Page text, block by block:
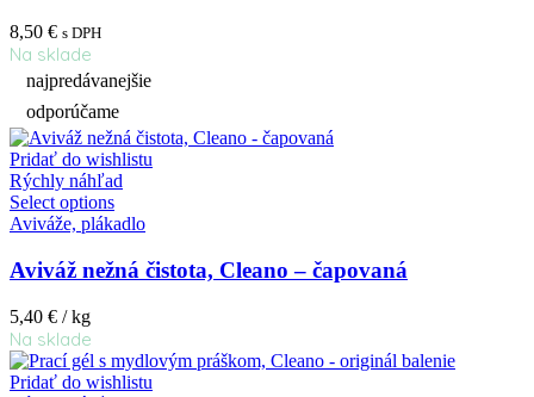
8,50 € s DPH
Na sklade
najpredávanejšie
odporúčame
Pridať do wishlistu
Rýchly náhľad
Select options
Aviváže, plákadlo
Aviváž nežná čistota, Cleano – čapovaná
5,40 € / kg
Na sklade
Pridať do wishlistu